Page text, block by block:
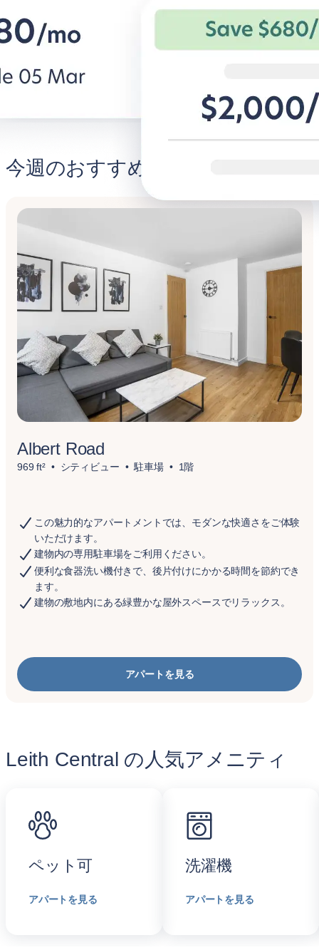
法人旅行者向けの柔軟な条件と快適な
住宅。
BG for Business発見する
を。
今週のおすすめ
Albert Road
969 ft² シティビュー 駐車場 1階
この魅力的なアパートメントでは、モダンな快適さをご体験
いただけます。
建物内の専用駐車場をご利用ください。
便利な食器洗い機付きで、後片付けにかかる時間を節約でき
ます。
建物の敷地内にある緑豊かな屋外スペースでリラックス。
アパートを見る
Leith Central の人気アメニティ
ペット可
アパートを見る
洗濯機
アパートを見る